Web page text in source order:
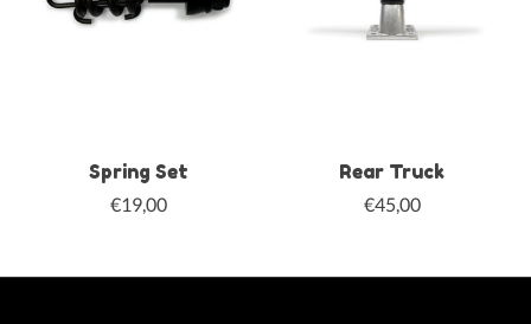
Spring Set
€19,00
Rear Truck
€45,00